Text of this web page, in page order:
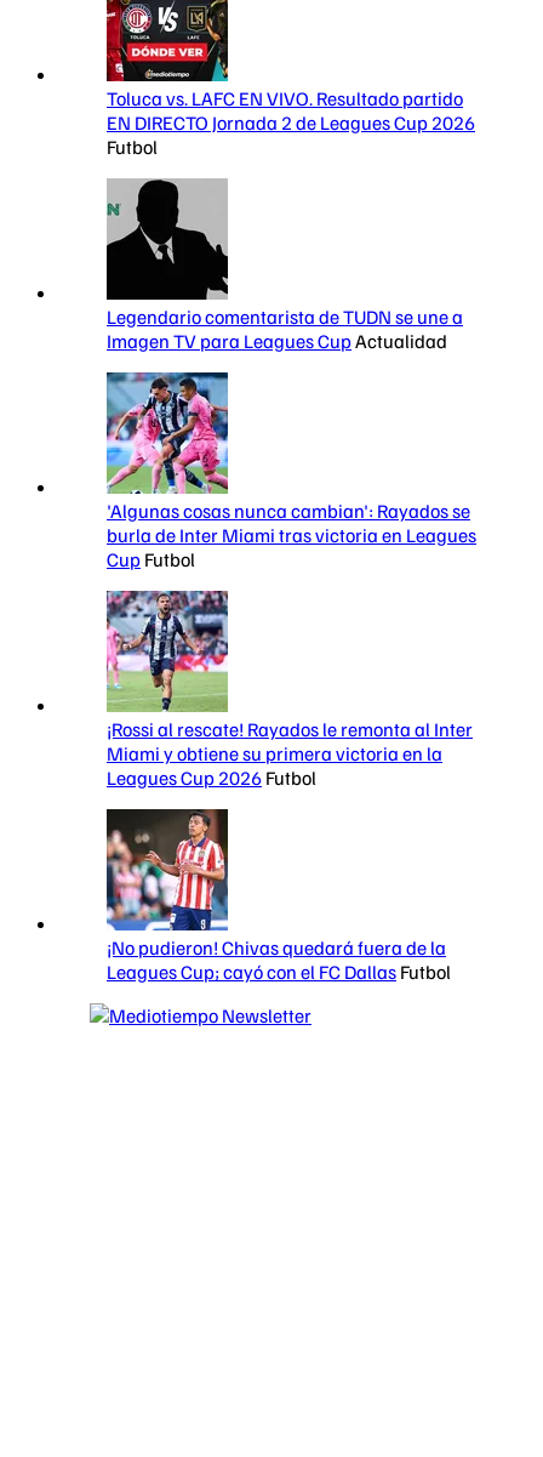
Toluca vs. LAFC EN VIVO. Resultado partido
EN DIRECTO Jornada 2 de Leagues Cup 2026
Futbol
Legendario comentarista de TUDN se une a
Imagen TV para Leagues CupActualidad
'Algunas cosas nunca cambian': Rayados se
burla de Inter Miami tras victoria en Leagues
Cup Futbol
¡Rossi al rescate! Rayados le remonta al Inter
Miami y obtiene su primera victoria en la
Leagues Cup 2026 Futbol
¡No pudieron! Chivas quedará fuera de la
Leagues Cup; cayó con el FC Dallas Futbol